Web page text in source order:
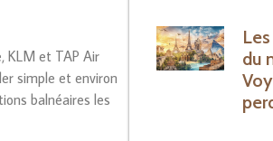
KLM et TAP Air
simple et environ
balnéaires les
du